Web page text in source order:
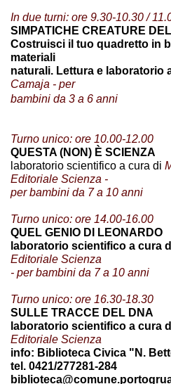
In due turni: ore 9.30-10.30 /
SIMPATICHE CREATURE
Costruisci il tuo quadretto in
materiali
naturali. Lettura e laboratorio
Camaja - per
bambini da 3 a 6 anni
Turno unico: ore 10.00-12.00
QUESTA (NON) È SCIENZA
laboratorio scientifico a cura di
Editoriale Scienza -
per bambini da 7 a 10 anni
Turno unico: ore 14.00-16.00
QUEL GENIO DI LEONARDO
laboratorio scientifico a cura
Editoriale Scienza
- per bambini da 7 a 10 anni
Turno unico: ore 16.30-18.30
SULLE TRACCE DEL DNA
laboratorio scientifico a cura
Editoriale Scienza
info: Biblioteca Civica "N.
tel. 0421/277281-284